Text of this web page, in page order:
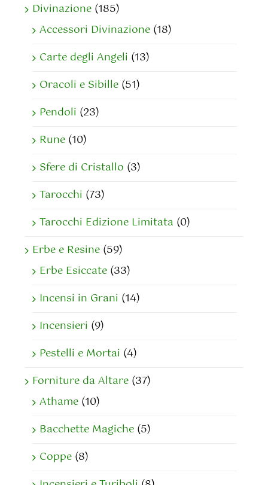
Divinazione (185)
Accessori Divinazione (18)
Carte degli Angeli (13)
Oracoli e Sibille (51)
Pendoli (23)
Rune (10)
Sfere di Cristallo (3)
Tarocchi (73)
Tarocchi Edizione Limitata (0)
Erbe e Resine (59)
Erbe Esiccate (33)
Incensi in Grani (14)
Incensieri (9)
Pestelli e Mortai (4)
Forniture da Altare (37)
Athame (10)
Bacchette Magiche (5)
Coppe (8)